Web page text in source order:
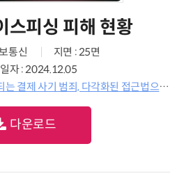
스피싱 피해 현황
통신
지면 : 25면
자 : 2024.12.05
제 사기 범죄, 다각화된 접근법으로 방지 필요
다운로드